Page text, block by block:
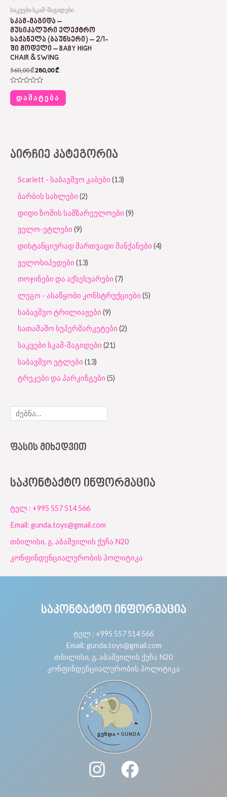
ᲐᲘᲠᲩᲘᲔ ᲙᲐᲢᲔᲒᲝᲠᲘᲐ
Scarlett - საბავშვო კაბები 13
ბარბის სახლები 2
დიდი ზომის სამზარეულოები 9
ველო-ეტლები 9
დისტანციურად მართვადი მანქანები 4
ველოსიპედები 13
თოჯინები და აქსესუარები 7
ლეგო - ასაწყობი კონსტრუქციები 5
საბავშვო ტრილიაჟები 9
სათამაშო სუპერმარკეტები 2
საკვები სკამ-მაგიდები 21
საბავშვო ეტლები 13
ტრეკები და პარკინგები 5
ᲤᲐᲡᲘᲡ ᲛᲘᲮᲔᲓᲕᲘᲗ
ᲡᲐᲙᲝᲜᲢᲐᲥᲢᲝ ᲘᲜᲤᲝᲠᲛᲐᲪᲘᲐ
ტელ : +995 557 514 566
Email: gunda.toys@gmail.com
თბილისი, გ. აბაშვილის ქუჩა N20
კონფინდენციალურობის პოლიტიკა
საკვები სკამ-მაგიდები
ᲡᲙᲐᲛ-ᲛᲐᲒᲘᲓᲐ –
ᲛᲣᲡᲘᲙᲐᲚᲣᲠᲘ ᲔᲚᲔᲥᲢᲠᲝ
ᲡᲐᲥᲐᲜᲔᲚᲐ (ᲑᲐᲣᲜᲡᲔᲠᲘ) – 2/1-
ᲨᲘ ᲛᲝᲓᲔᲚᲘ – BABY HIGH
CHAIR & SWING
560,00₾280,00₾
Rated
0
out
of
ᲓᲐᲛᲐᲢᲔᲑᲐ
ᲡᲐᲙᲝᲜᲢᲐᲥᲢᲝ ᲘᲜᲤᲝᲠᲛᲐᲪᲘᲐ
ტელ : +995 557 514 566
Email: gunda.toys@gmail.com
თბილისი, გ. აბაშვილის ქუჩა N20
კონფინდენციალურობის პოლიტიკა